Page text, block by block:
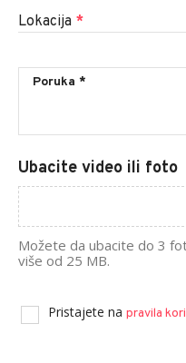
Lokacija *
Ubacite video ili foto
Možete da ubacite do 3
više od 25 MB.
Pristajete na pravila